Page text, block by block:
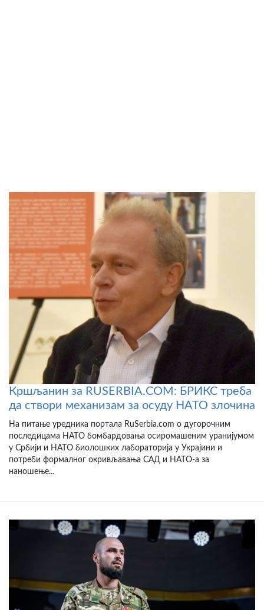
Кршљанин за RUSERBIA.COM: БРИКС треба
да створи механизам за осуду НАТО злочина
На питање уредника портала RuSerbia.com о дугорочним
последицама НАТО бомбардовања осиромашеним уранијумом
у Србији и НАТО биолошких лабораторија у Украјини и
потреби формалног окривљавања САД и НАТО-а за
наношење...